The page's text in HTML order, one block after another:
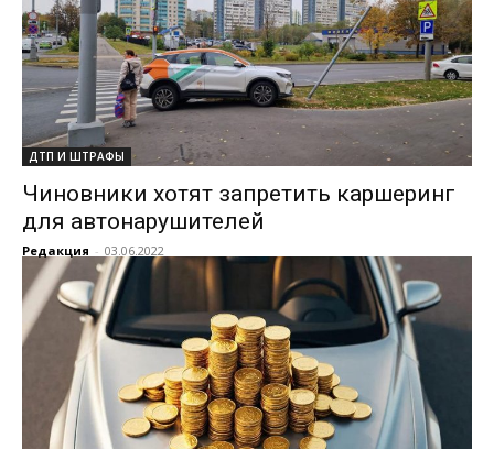
ДТП И ШТРАФЫ
Чиновники хотят запретить каршеринг
для автонарушителей
Редакция - 03.06.2022